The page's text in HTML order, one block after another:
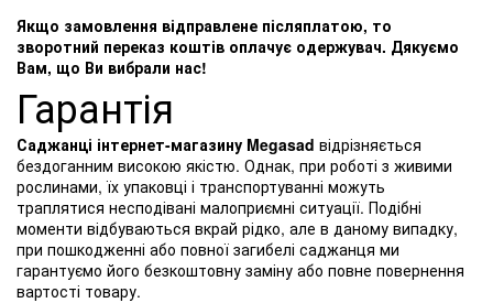
Якщо замовлення відправлене післяплатою, то
зворотний переказ коштів оплачує одержувач. Дякуємо
Вам, що Ви вибрали нас!
Гарантія
Саджанці інтернет-магазину Megasad відрізняється
бездоганним високою якістю. Однак, при роботі з живими
рослинами, їх упаковці і транспортуванні можуть
траплятися несподівані малоприємні ситуації. Подібні
моменти відбуваються вкрай рідко, але в даному випадку,
при пошкодженні або повної загибелі саджанця ми
гарантуємо його безкоштовну заміну або повне повернення
вартості товару.